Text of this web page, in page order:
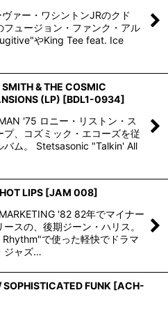
ァー・ワシントンJRのクド
フュージョン・ファンク・アル
やKing Tee feat. Ice
& THE COSMIC
(LP) [BDL1-0934]
'75 ロニー・リストン・ス
プ、コズミック・エコーズを従
バム。 Stetsasonic "Talkin' All
LIPS [JAM 008]
'82 82年でマイナー
スの、後期ジーン・ハリス。
で使った軽快でドラマ
ジャズ…
FUNK [ACH-